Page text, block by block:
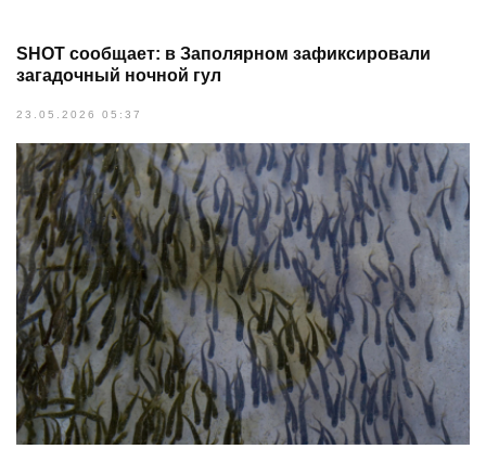
SHOT сообщает: в Заполярном зафиксировали
загадочный ночной гул
23.05.2026 05:37